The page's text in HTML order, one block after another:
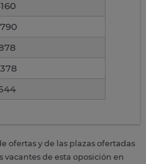
ofertas y de las plazas ofertadas
vacantes de esta oposición en